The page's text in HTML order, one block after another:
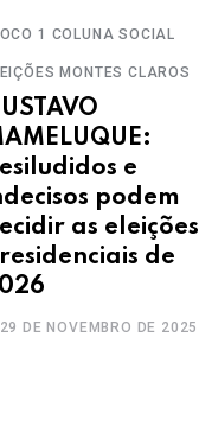
1 COLUNA SOCIAL
MONTES CLAROS
e
podem
as eleições
de
29 DE NOVEMBRO DE 2025